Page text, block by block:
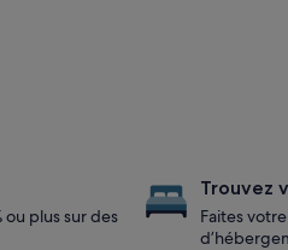
plus sur des
Trouvez
Faites